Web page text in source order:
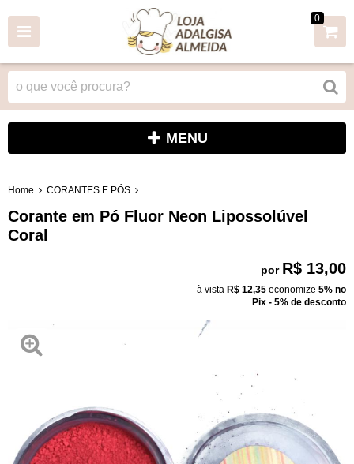
0
MENU
Home CORANTES E PÓS
Corante em Pó Fluor Neon Lipossolúvel
Coral
por R$ 13,00
à vista R$ 12,35 economize 5% no
Pix - 5% de desconto